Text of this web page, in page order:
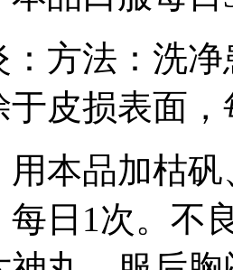
：方法：洗
于皮损表面
用本品加枯
每日1次。